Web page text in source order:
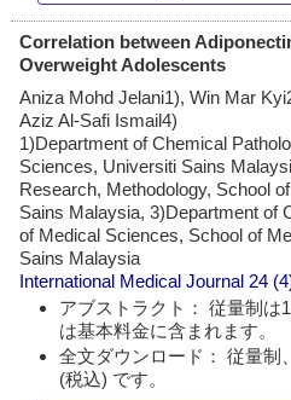
Correlation between
Overweight Adolescents
Aniza Mohd Jelani1), Win Mar
Aziz Al-Safi Ismail4)
1)Department of Chemical
Sciences, Universiti Sains
Research, Methodology, School
Sains Malaysia, 3)Department of
of Medical Sciences, School of
Sains Malaysia
International Medical Journal 24
アブストラクト： 従量制は
は基本料金に含まれます。
全文ダウンロード： 従量制
(税込) です。